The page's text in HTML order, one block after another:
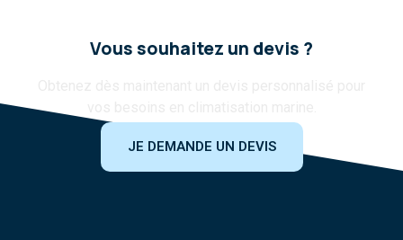
Vous souhaitez un devis ?
JE DEMANDE UN DEVIS